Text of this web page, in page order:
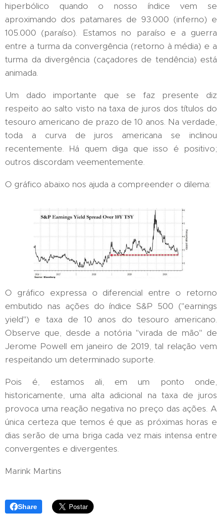
hiperbólico quando o nosso índice vem se
aproximando dos patamares de 93.000 (inferno) e
105.000 (paraíso). Estamos no paraíso e a guerra
entre a turma da convergência (retorno à média) e a
turma da divergência (caçadores de tendência) está
animada.
Um dado importante que se faz presente diz
respeito ao salto visto na taxa de juros dos títulos do
tesouro americano de prazo de 10 anos. Na verdade,
toda a curva de juros americana se inclinou
recentemente. Há quem diga que isso é positivo;
outros discordam veementemente.
O gráfico abaixo nos ajuda a compreender o dilema:
O gráfico expressa o diferencial entre o retorno
embutido nas ações do índice S&P 500 ("earnings
yield") e taxa de 10 anos do tesouro americano.
Observe que, desde a notória "virada de mão" de
Jerome Powell em janeiro de 2019, tal relação vem
respeitando um determinado suporte.
Pois é, estamos ali, em um ponto onde,
historicamente, uma alta adicional na taxa de juros
provoca uma reação negativa no preço das ações. A
única certeza que temos é que as próximas horas e
dias serão de uma briga cada vez mais intensa entre
convergentes e divergentes.
Marink Martins
Share